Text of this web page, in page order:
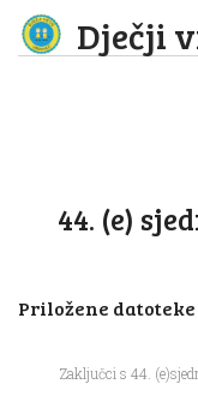
Dječji
44. (e)
Priložene datoteke
Zaključci s 44.